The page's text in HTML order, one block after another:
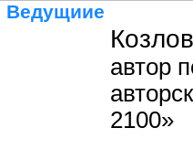
Ведущиие
автор
2100»